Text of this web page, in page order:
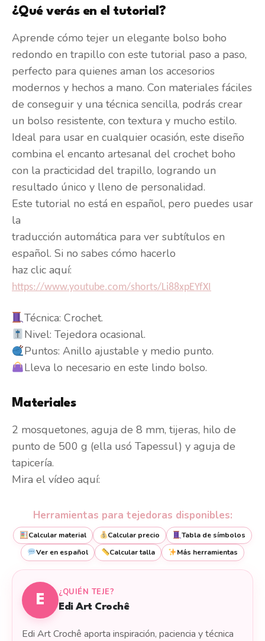
¿Qué verás en el tutorial?
Aprende cómo tejer un elegante bolso boho
redondo en trapillo con este tutorial paso a paso,
perfecto para quienes aman los accesorios
modernos y hechos a mano. Con materiales fáciles
de conseguir y una técnica sencilla, podrás crear
un bolso resistente, con textura y mucho estilo.
Ideal para usar en cualquier ocasión, este diseño
combina el encanto artesanal del crochet boho
con la practicidad del trapillo, logrando un
resultado único y lleno de personalidad.
Este tutorial no está en español, pero puedes usar
la
traducción automática para ver subtítulos en
español. Si no sabes cómo hacerlo
haz clic aquí:
https://www.youtube.com/shorts/Li88xpEYfXI
Técnica: Crochet.
Nivel: Tejedora ocasional.
Puntos: Anillo ajustable y medio punto.
Lleva lo necesario en este lindo bolso.
Materiales
2 mosquetones, aguja de 8 mm, tijeras, hilo de
punto de 500 g (ella usó Tapessul) y aguja de
tapicería.
Mira el vídeo aquí:
Herramientas para tejedoras disponibles:
Calcular material Calcular precio
Tabla de símbolos
Ver en español
Calcular talla Más herramientas
E
¿QUIÉN TEJE?
Edi Art Crochê
Edi Art Crochê aporta inspiración, paciencia y técnica